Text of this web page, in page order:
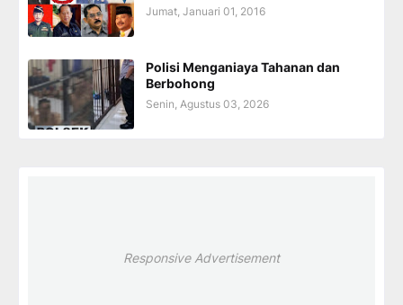
Jumat, Januari 01, 2016
Polisi Menganiaya Tahanan dan
Berbohong
Senin, Agustus 03, 2026
Responsive Advertisement